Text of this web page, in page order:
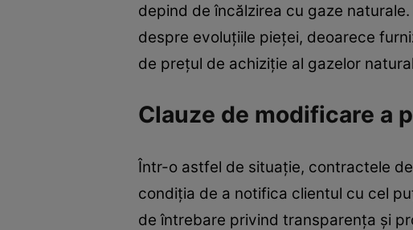
depind de încălzirea cu gaze
despre evoluțiile pieței, deoarece
de prețul de achiziție al gazelor
Clauze de modificare a
Într-o astfel de situație, contractele
condiția de a notifica clientul cu cel
de întrebare privind transparența și